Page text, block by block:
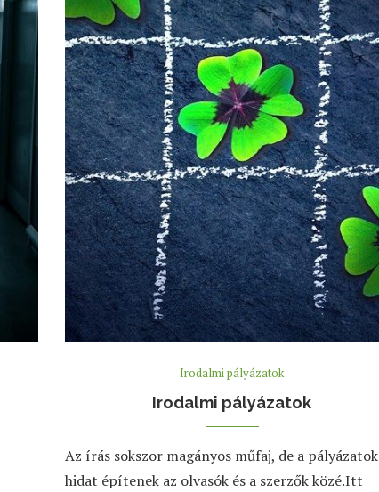
Irodalmi pályázatok
Irodalmi pályázatok
Az írás sokszor magányos műfaj, de a pályázatok
hidat építenek az olvasók és a szerzők közé.Itt